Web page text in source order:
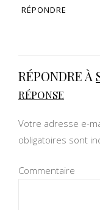
RÉPONDRE
RÉPONDRE À
RÉPONSE
Votre adresse e-
obligatoires sont
Commentaire